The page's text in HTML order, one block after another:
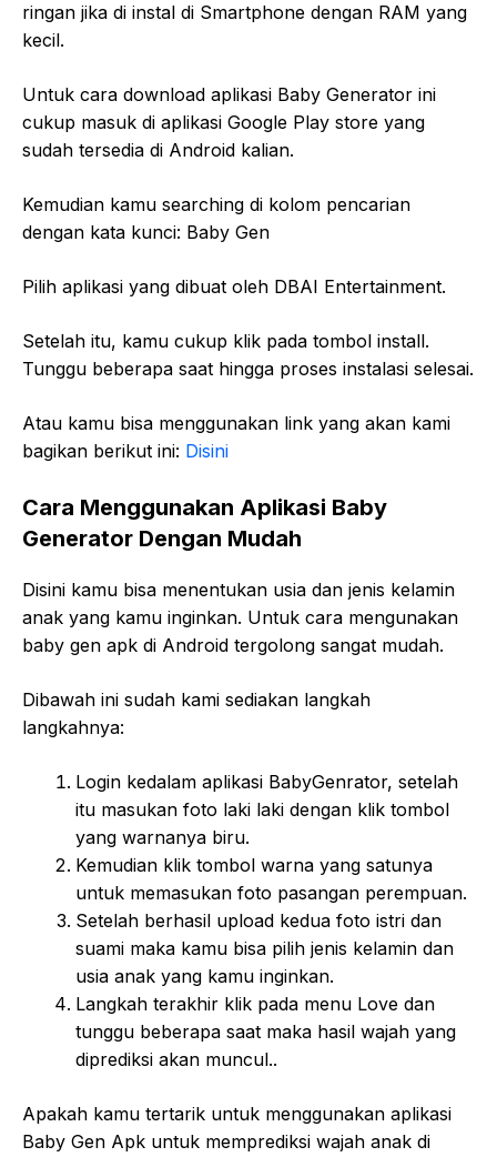
ringan jika di instal di Smartphone dengan RAM yang
kecil.
Untuk cara download aplikasi Baby Generator ini
cukup masuk di aplikasi Google Play store yang
sudah tersedia di Android kalian.
Kemudian kamu searching di kolom pencarian
dengan kata kunci: Baby Gen
Pilih aplikasi yang dibuat oleh DBAI Entertainment.
Setelah itu, kamu cukup klik pada tombol install.
Tunggu beberapa saat hingga proses instalasi selesai.
Atau kamu bisa menggunakan link yang akan kami
bagikan berikut ini: Disini
Cara Menggunakan Aplikasi Baby
Generator Dengan Mudah
Disini kamu bisa menentukan usia dan jenis kelamin
anak yang kamu inginkan. Untuk cara mengunakan
baby gen apk di Android tergolong sangat mudah.
Dibawah ini sudah kami sediakan langkah
langkahnya:
Login kedalam aplikasi BabyGenrator, setelah
itu masukan foto laki laki dengan klik tombol
yang warnanya biru.
Kemudian klik tombol warna yang satunya
untuk memasukan foto pasangan perempuan.
Setelah berhasil upload kedua foto istri dan
suami maka kamu bisa pilih jenis kelamin dan
usia anak yang kamu inginkan.
Langkah terakhir klik pada menu Love dan
tunggu beberapa saat maka hasil wajah yang
diprediksi akan muncul..
Apakah kamu tertarik untuk menggunakan aplikasi
Baby Gen Apk untuk memprediksi wajah anak di